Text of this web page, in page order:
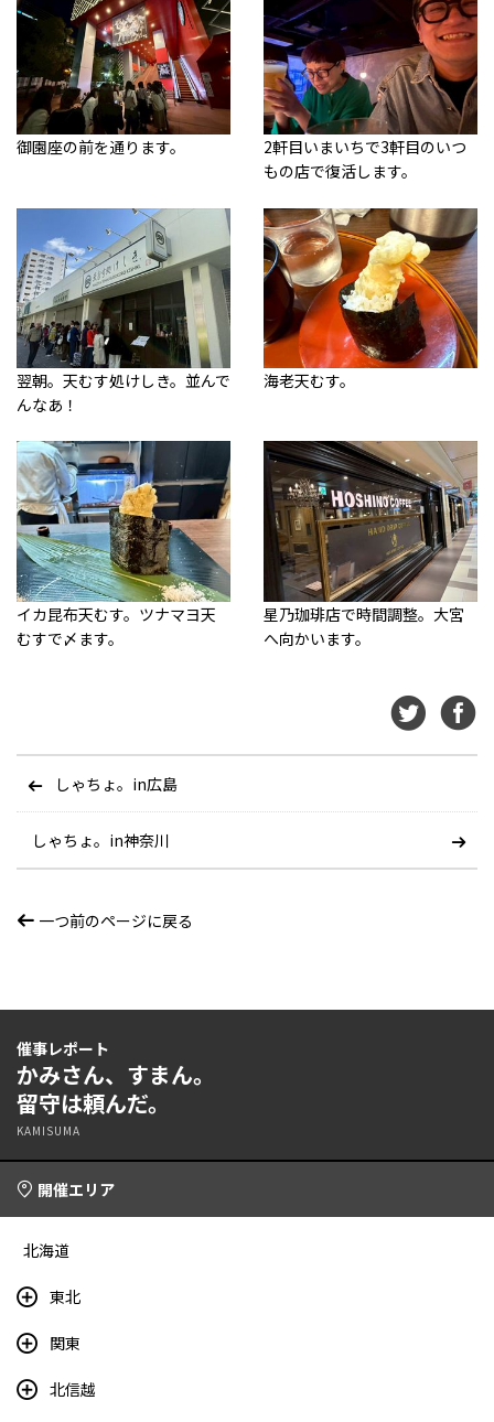
御園座の前を通ります。
2軒目いまいちで3軒目のいつ
もの店で復活します。
翌朝。天むす処けしき。並んで
んなあ！
海老天むす。
イカ昆布天むす。ツナマヨ天
むすで〆ます。
星乃珈琲店で時間調整。大宮
へ向かいます。
しゃちょ。in広島
しゃちょ。in神奈川
一つ前のページに戻る
催事レポート
かみさん、すまん。
留守は頼んだ。
KAMISUMA
開催エリア
北海道
東北
関東
北信越